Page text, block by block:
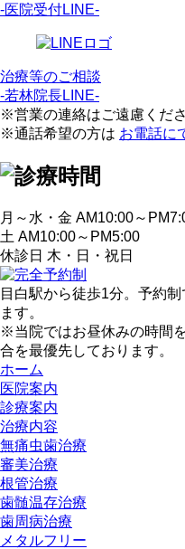
-医院受付LINE-
治療等のご相談
-若林院長LINE-
※営業の連絡はご遠慮くだ
※通話希望の方は お電話に
月～水・金 AM10:00～
土 AM10:00～PM5:00
休診日 木・日・祝日
目白駅から徒歩1分。予約
ます。
※当院ではお昼休みの時間
合を最優先しております。
ホーム
医院案内
診療案内
治療内容
無痛虫歯治療
審美治療
根管治療
歯髄温存治療
歯周病治療
メタルフリー